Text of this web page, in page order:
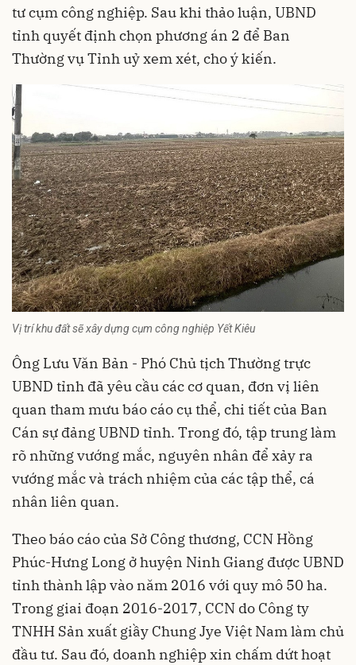
tư cụm công nghiệp. Sau khi thảo luận, UBND
tỉnh quyết định chọn phương án 2 để Ban
Thường vụ Tỉnh uỷ xem xét, cho ý kiến.
Vị trí khu đất sẽ xây dựng cụm công nghiệp Yết Kiêu
Ông Lưu Văn Bản - Phó Chủ tịch Thường trực
UBND tỉnh đã yêu cầu các cơ quan, đơn vị liên
quan tham mưu báo cáo cụ thể, chi tiết của Ban
Cán sự đảng UBND tỉnh. Trong đó, tập trung làm
rõ những vướng mắc, nguyên nhân để xảy ra
vướng mắc và trách nhiệm của các tập thể, cá
nhân liên quan.
Theo báo cáo của Sở Công thương, CCN Hồng
Phúc-Hưng Long ở huyện Ninh Giang được UBND
tỉnh thành lập vào năm 2016 với quy mô 50 ha.
Trong giai đoạn 2016-2017, CCN do Công ty
TNHH Sản xuất giầy Chung Jye Việt Nam làm chủ
đầu tư. Sau đó, doanh nghiệp xin chấm dứt hoạt